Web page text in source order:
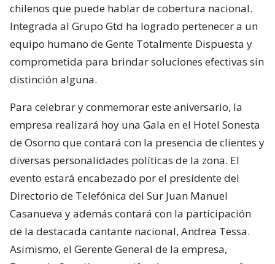
chilenos que puede hablar de cobertura nacional.
Integrada al Grupo Gtd ha logrado pertenecer a un
equipo humano de Gente Totalmente Dispuesta y
comprometida para brindar soluciones efectivas sin
distinción alguna.
Para celebrar y conmemorar este aniversario, la
empresa realizará hoy una Gala en el Hotel Sonesta
de Osorno que contará con la presencia de clientes y
diversas personalidades políticas de la zona. El
evento estará encabezado por el presidente del
Directorio de Telefónica del Sur Juan Manuel
Casanueva y además contará con la participación
de la destacada cantante nacional, Andrea Tessa.
Asimismo, el Gerente General de la empresa,